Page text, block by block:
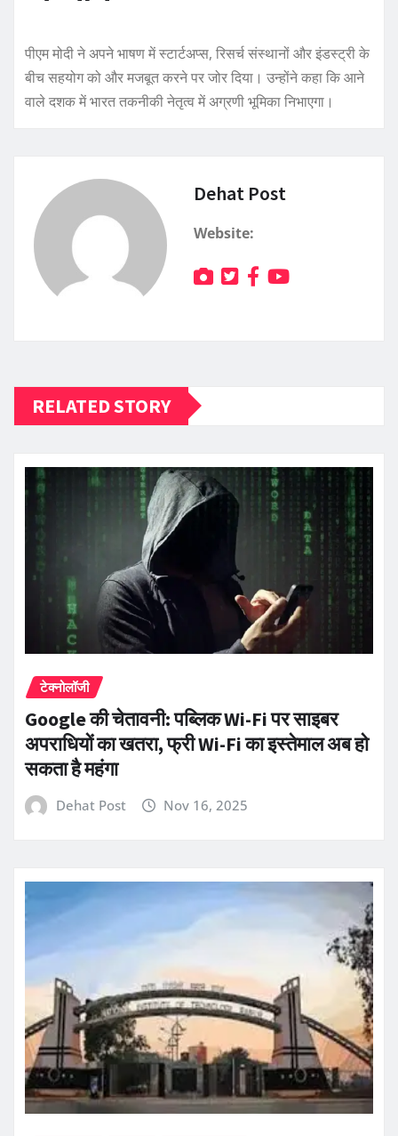
पीएम मोदी ने अपने भाषण में स्टार्टअप्स, रिसर्च संस्थानों और इंडस्ट्री के
बीच सहयोग को और मजबूत करने पर जोर दिया। उन्होंने कहा कि आने
वाले दशक में भारत तकनीकी नेतृत्व में अग्रणी भूमिका निभाएगा।
Dehat Post
Website:
RELATED STORY
टेक्नोलॉजी
Google की चेतावनी: पब्लिक Wi-Fi पर साइबर
अपराधियों का खतरा, फ्री Wi-Fi का इस्तेमाल अब हो
सकता है महंगा
Dehat Post Nov 16, 2025